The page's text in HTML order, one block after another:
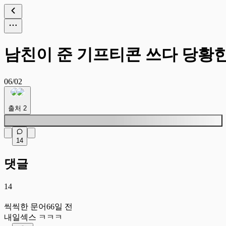
남친이 준 기프티콘 쓰다 당황
06/02
출처 2
14
댓글
14
씩씩한 문어66일 전
내일섹스 ㅋㅋㅋ